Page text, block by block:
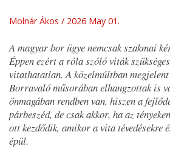
Molnár Ákos 2026 May 01.
A magyar bor ügye nemcsak szakmai
Éppen ezért a róla szóló viták
vitathatatlan. A közelmúltban
Borravaló műsorában elhangzottak is
önmagában rendben van, hiszen a
párbeszéd, de csak akkor, ha az
ott kezdődik, amikor a vita tévedésekre
épül.